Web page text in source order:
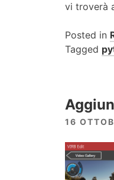
vi troverà
Posted in
Tagged
16